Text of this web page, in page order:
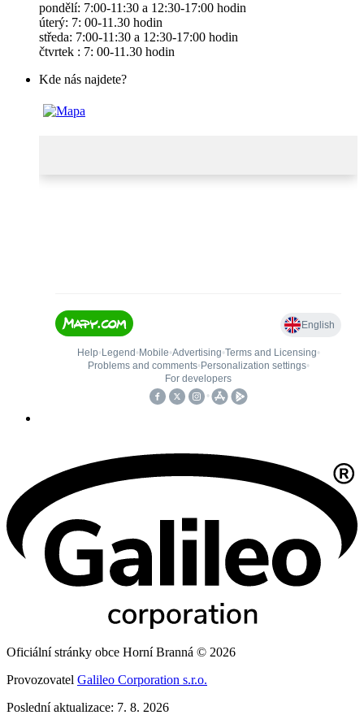
pondělí: 7:00-11:30 a 12:30-17:00 hodin
úterý: 7: 00-11.30 hodin
středa: 7:00-11:30 a 12:30-17:00 hodin
čtvrtek : 7: 00-11.30 hodin
Kde nás najdete?
Oficiální stránky obce Horní Branná © 2026
Provozovatel Galileo Corporation s.r.o.
Poslední aktualizace: 7. 8. 2026